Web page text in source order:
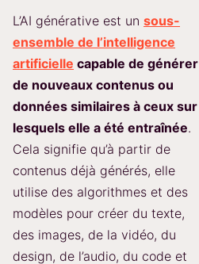
L’AI générative est un sous-
ensemble de l’intelligence
artificielle capable de générer
de nouveaux contenus ou
données similaires à ceux sur
lesquels elle a été entraînée.
Cela signifie qu’à partir de
contenus déjà générés, elle
utilise des algorithmes et des
modèles pour créer du texte,
des images, de la vidéo, du
design, de l’audio, du code et